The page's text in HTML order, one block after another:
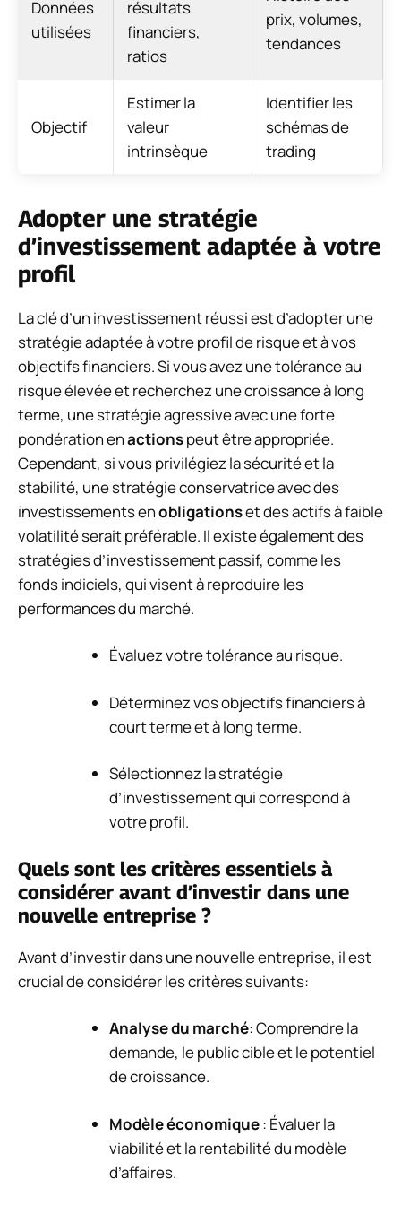
Données
utilisées
résultats
financiers,
ratios
prix, volumes,
tendances
Objectif
Estimer la
valeur
intrinsèque
Identifier les
schémas de
trading
Adopter une stratégie
d’investissement adaptée à votre
profil
La clé d’un investissement réussi est d’adopter une
stratégie adaptée à votre profil de risque et à vos
objectifs financiers. Si vous avez une tolérance au
risque élevée et recherchez une croissance à long
terme, une stratégie agressive avec une forte
pondération enactionspeut être appropriée.
Cependant, si vous privilégiez la sécurité et la
stabilité, une stratégie conservatrice avec des
investissements enobligationset des actifs à faible
volatilité serait préférable. Il existe également des
stratégies d’investissement passif, comme les
fonds indiciels, qui visent à reproduire les
performances du marché.
Évaluez votre tolérance au risque.
Déterminez vos objectifs financiers à
court terme et à long terme.
Sélectionnez la stratégie
d’investissement qui correspond à
votre profil.
Quels sont les critères essentiels à
considérer avant d’investir dans une
nouvelle entreprise ?
Avant d’investir dans une nouvelle entreprise, il est
crucial de considérer les critères suivants:
Analyse du marché: Comprendre la
demande, le public cible et le potentiel
de croissance.
Modèle économique: Évaluer la
viabilité et la rentabilité du modèle
d’affaires.